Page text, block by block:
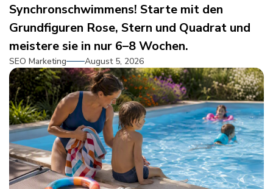
Synchronschwimmens! Starte mit den
Grundfiguren Rose, Stern und Quadrat und
meistere sie in nur 6–8 Wochen.
SEO Marketing August 5, 2026